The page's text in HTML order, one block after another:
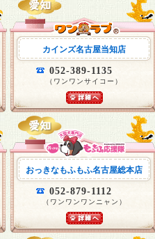
カインズ名古屋当知店
052-389-1135
（ワンワンサイコー）
おっきなもふもふ名古屋総本店
052-879-1112
（ワンワンワンニャン）